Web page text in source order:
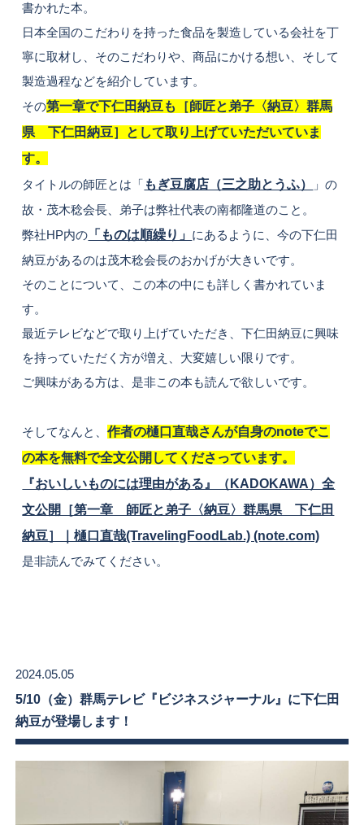
書かれた本。
日本全国のこだわりを持った食品を製造している会社を丁
寧に取材し、そのこだわりや、商品にかける想い、そして
製造過程などを紹介しています。
その第一章で下仁田納豆も［師匠と弟子〈納豆〉群馬
県 下仁田納豆］として取り上げていただいていま
す。
タイトルの師匠とは「 もぎ豆腐店（三之助とうふ）
」の
故・茂木稔会長、弟子は弊社代表の南都隆道のこと。
弊社HP内の 「ものは順繰り」 にあるように、今の下仁田
納豆があるのは茂木稔会長のおかげが大きいです。
そのことについて、この本の中にも詳しく書かれていま
す。
最近テレビなどで取り上げていただき、下仁田納豆に興味
を持っていただく方が増え、大変嬉しい限りです。
ご興味がある方は、是非この本も読んで欲しいです。
そしてなんと、作者の樋口直哉さんが自身のnoteでこ
の本を無料で全文公開してくださっています。
『おいしいものには理由がある』（KADOKAWA）全
文公開［第一章 師匠と弟子〈納豆〉群馬県 下仁田
納豆］｜樋口直哉(TravelingFoodLab.) (note.com)
是非読んでみてください。
2024.05.05
5/10（金）群馬テレビ『ビジネスジャーナル』に下仁田
納豆が登場します！